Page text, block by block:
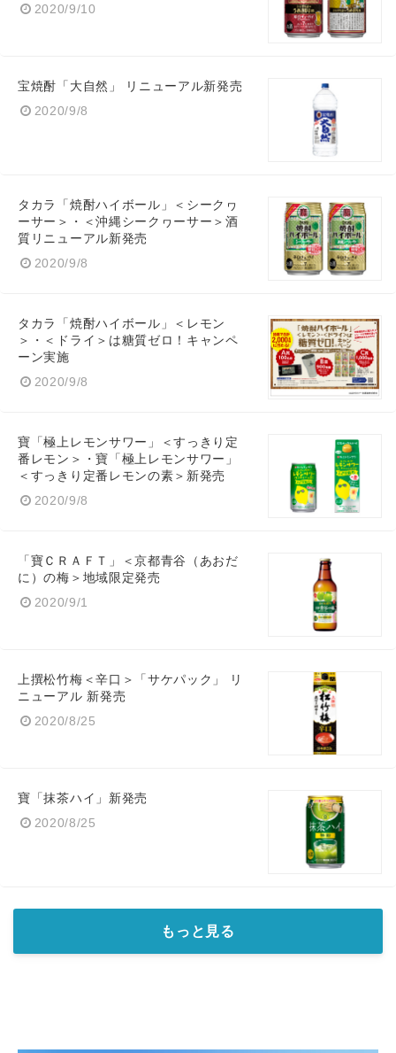
2020/9/10
宝焼酎「大自然」 リニューアル新発売
2020/9/8
タカラ「焼酎ハイボール」＜シークヮ
ーサー＞・＜沖縄シークヮーサー＞酒
質リニューアル新発売
2020/9/8
タカラ「焼酎ハイボール」＜レモン
＞・＜ドライ＞は糖質ゼロ！キャンペ
ーン実施
2020/9/8
寶「極上レモンサワー」＜すっきり定
番レモン＞・寶「極上レモンサワー」
＜すっきり定番レモンの素＞新発売
2020/9/8
「寶ＣＲＡＦＴ」＜京都青谷（あおだ
に）の梅＞地域限定発売
2020/9/1
上撰松竹梅＜辛口＞「サケパック」 リ
ニューアル 新発売
2020/8/25
寶「抹茶ハイ」新発売
2020/8/25
もっと見る